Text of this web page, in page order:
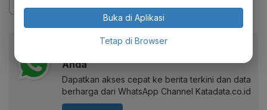
Anda
Dapatkan akses cepat ke berita terkini dan data
berharga dari WhatsApp Channel Katadata.co.id
Buka di Aplikasi
Tetap di Browser